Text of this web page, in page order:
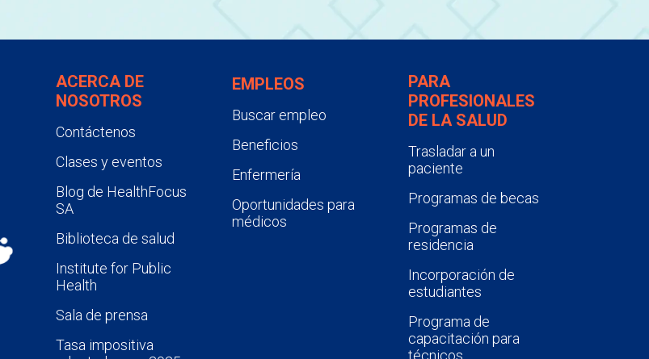
ACERCA DE
NOSOTROS
Contáctenos
Clases y eventos
Blog de HealthFocus
SA
Biblioteca de salud
Institute for Public
Health
Sala de prensa
Tasa impositiva
EMPLEOS
Buscar empleo
Beneficios
Enfermería
Oportunidades para
médicos
PARA
PROFESIONALES
DE LA SALUD
Trasladar a un
paciente
Programas de becas
Programas de
residencia
Incorporación de
estudiantes
Programa de
capacitación para